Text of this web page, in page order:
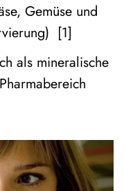
Gemüse und
[1]
als mineralische